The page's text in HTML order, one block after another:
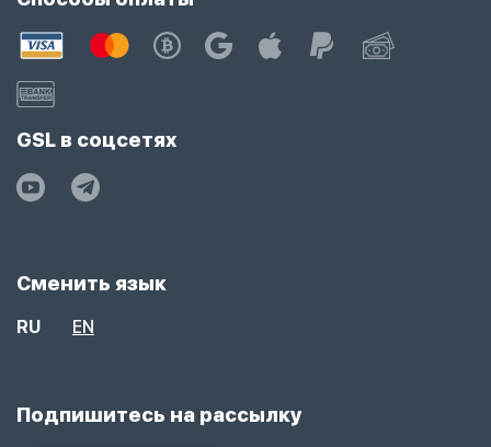
GSL в соцсетях
Сменить язык
RU EN
Подпишитесь на рассылку